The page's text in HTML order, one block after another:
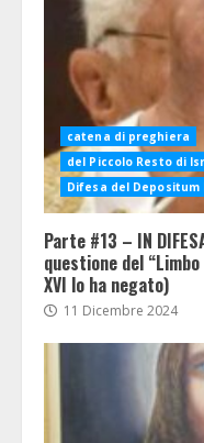
catena di preghiera
del Piccolo Resto di
Difesa del Depositum
Parte #13 – IN
questione del
XVI lo ha negato)
11 Dicembre 2024